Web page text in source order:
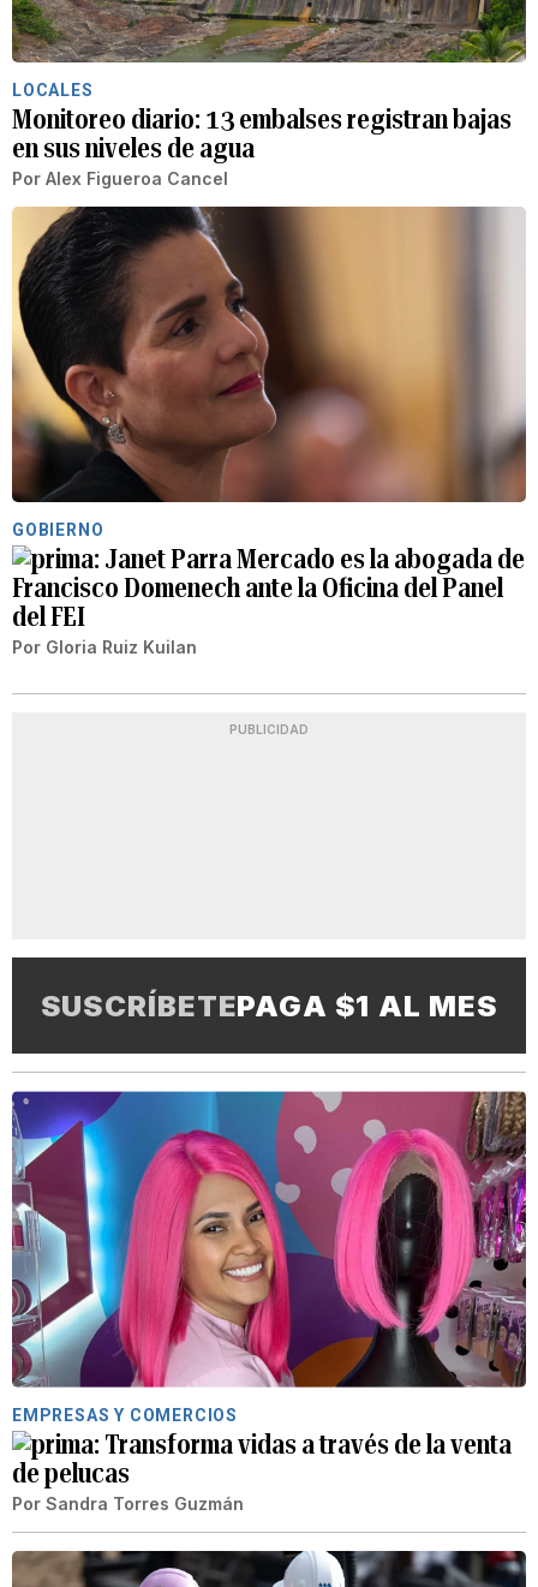
LOCALES
Monitoreo diario: 13 embalses registran bajas
en sus niveles de agua
Por Alex Figueroa Cancel
GOBIERNO
Janet Parra Mercado es la abogada de
Francisco Domenech ante la Oficina del Panel
del FEI
Por Gloria Ruiz Kuilan
PUBLICIDAD
SUSCRÍBETEPAGA $1 AL MES
EMPRESAS Y COMERCIOS
Transforma vidas a través de la venta
de pelucas
Por Sandra Torres Guzmán